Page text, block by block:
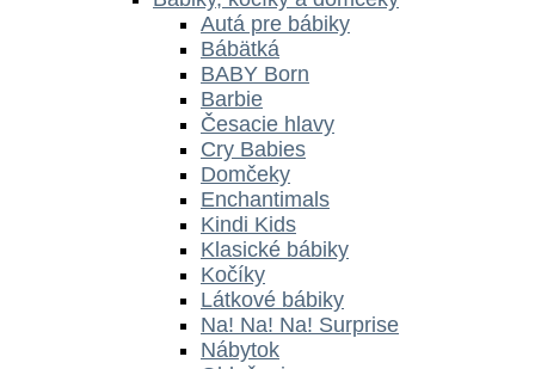
Autá pre bábiky
Bábätká
BABY Born
Barbie
Česacie hlavy
Cry Babies
Domčeky
Enchantimals
Kindi Kids
Klasické bábiky
Kočíky
Látkové bábiky
Na! Na! Na! Surprise
Nábytok